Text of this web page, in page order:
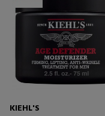
KIEHL'S